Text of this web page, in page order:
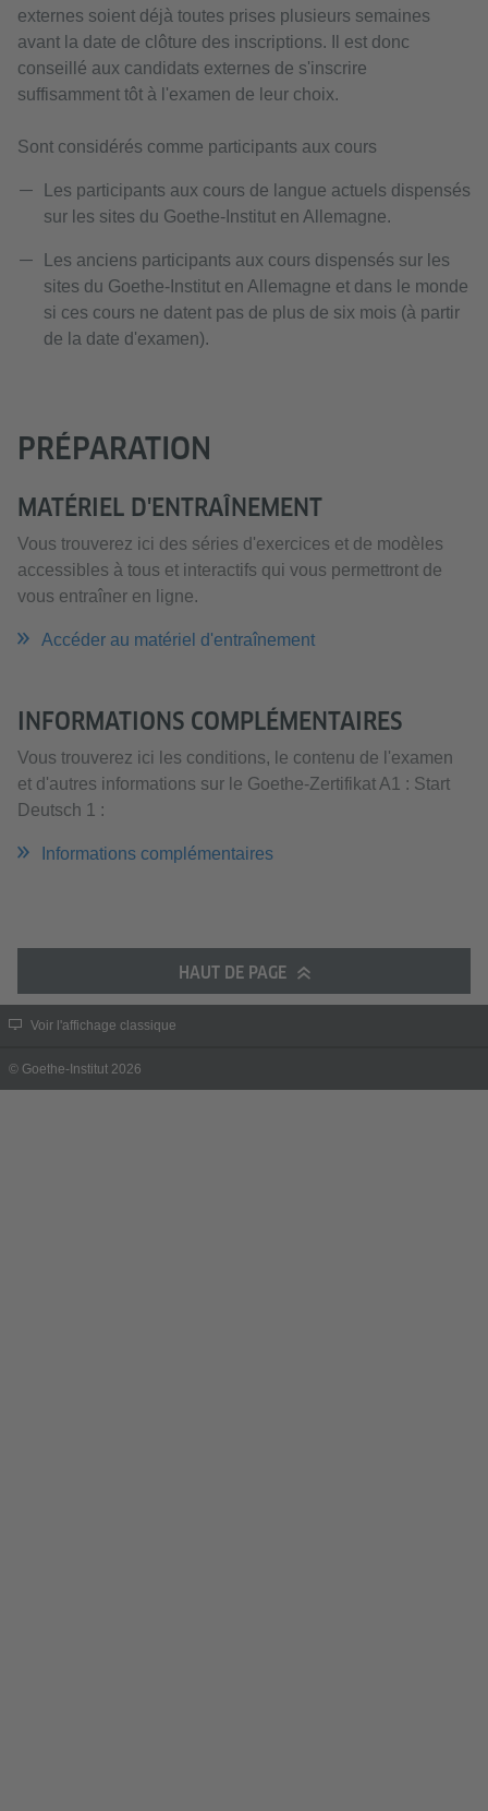
externes soient déjà toutes prises plusieurs semaines
avant la date de clôture des inscriptions. Il est donc
conseillé aux candidats externes de s'inscrire
suffisamment tôt à l'examen de leur choix.
Sont considérés comme participants aux cours
Les participants aux cours de langue actuels dispensés
sur les sites du Goethe-Institut en Allemagne.
Les anciens participants aux cours dispensés sur les
sites du Goethe-Institut en Allemagne et dans le monde
si ces cours ne datent pas de plus de six mois (à partir
de la date d'examen).
PRÉPARATION
MATÉRIEL D'ENTRAÎNEMENT
Vous trouverez ici des séries d'exercices et de modèles
accessibles à tous et interactifs qui vous permettront de
vous entraîner en ligne.
Accéder au matériel d'entraînement
INFORMATIONS COMPLÉMENTAIRES
Vous trouverez ici les conditions, le contenu de l'examen
et d'autres informations sur le Goethe-Zertifikat A1 : Start
Deutsch 1 :
Informations complémentaires
HAUT DE PAGE
Voir l'affichage classique
© Goethe-Institut 2026